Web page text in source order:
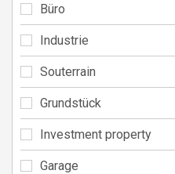
Büro
Industrie
Souterrain
Grundstück
Investment property
Garage